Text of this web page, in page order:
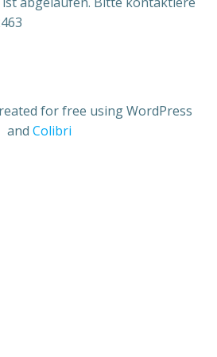
for free using WordPress
and Colibri